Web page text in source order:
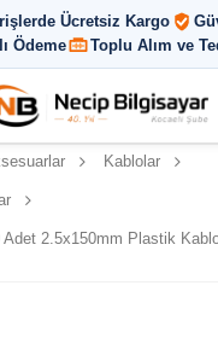
Ücretsiz Kargo
Ödeme
Toplu Alım ve
Kablolar
Adet 2.5x150mm Plastik